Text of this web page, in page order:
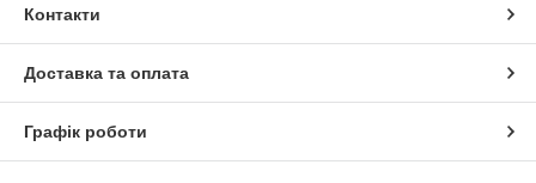
Контакти
Доставка та оплата
Графік роботи